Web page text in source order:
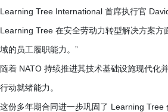
Learning Tree International 首席执行官
Learning Tree 在安全劳动力转型解决方案
域的员工履职能力。”
随着 NATO 持续推进其技术基础设施现代化
行动就绪能力。
这份多年期合同进一步巩固了 Learning